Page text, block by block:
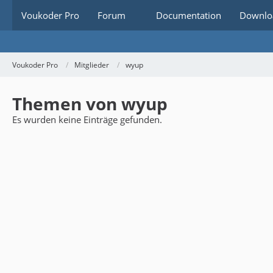
Voukoder Pro Forum Documentation
Voukoder Pro Mitglieder wyup
Themen von wyup
Es wurden keine Einträge gefunden.